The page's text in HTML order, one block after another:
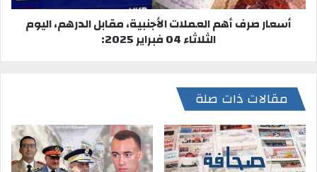
أسعار صرف أهم العملات الأجنبية، مقابل الدرهم، اليوم
الثلاثاء 04 فبراير 2025:
مقالات ذات صلة